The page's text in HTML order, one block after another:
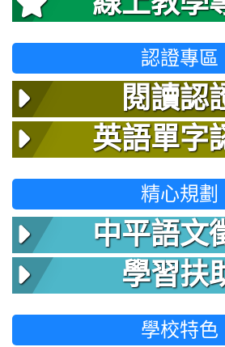
認證專區
閱讀認
英語單字
精心規劃
中平語文
學習扶
學校特色